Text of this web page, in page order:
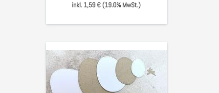
inkl. 1,59 € (19.0% MwSt.)
Stanzschablone/
Cutting
dies
Eier